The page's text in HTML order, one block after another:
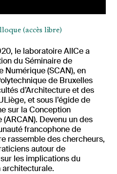
(accès libre)
le laboratoire AlICe a
du Séminaire de
(SCAN), en
de Bruxelles
d’Architecture et des
et sous l’égide de
sur la Conception
Devenu un des
francophone de
rassemble des chercheurs,
autour de
les implications du
architecturale.